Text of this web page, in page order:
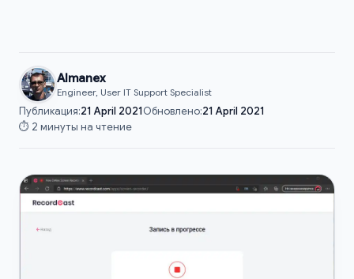
Almanex
Engineer, User IT Support Specialist
Публикация:21 April 2021Обновлено:21 April 2021
⏱️ 2 минуты на чтение